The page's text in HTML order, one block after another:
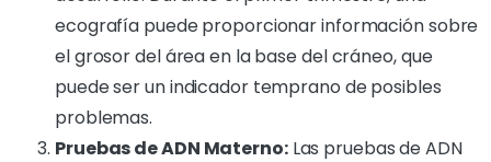
ecografía puede proporcionar información sobre
el grosor del área en la base del cráneo, que
puede ser un indicador temprano de posibles
problemas.
Pruebas de ADN Materno:Las pruebas de ADN